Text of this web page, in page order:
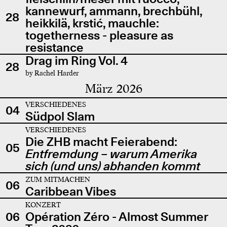
28 kannewurf, ammann, brechbühl,
heikkilä, krstić, mauchle:
togetherness - pleasure as
resistance
28 Drag im Ring Vol. 4
by Rachel Harder
März 2026
04 VERSCHIEDENES
Südpol Slam
05
VERSCHIEDENES
Die ZHB macht Feierabend:
Entfremdung – warum Amerika
sich (und uns) abhanden kommt
06
ZUM MITMACHEN
Caribbean Vibes
06
KONZERT
Opération Zéro - Almost Summer